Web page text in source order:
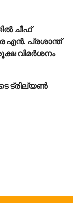
ചീഫ്
എൻ. പ്രശാന്ത്
വിമർശനം
ട്രില്യൺ